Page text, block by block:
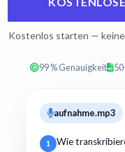
Kostenlos starten —
99 % Genauigkeit
aufnahme.mp3
1 Wie